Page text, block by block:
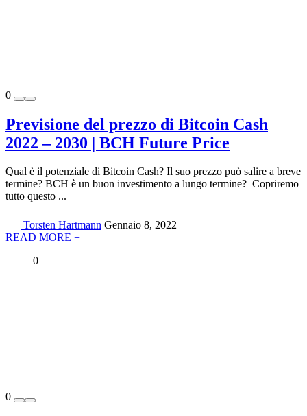
0
Previsione del prezzo di Bitcoin Cash
2022 – 2030 | BCH Future Price
Qual è il potenziale di Bitcoin Cash? Il suo prezzo può salire a breve
termine? BCH è un buon investimento a lungo termine? Copriremo
tutto questo ...
Torsten Hartmann Gennaio 8, 2022
READ MORE +
0
0